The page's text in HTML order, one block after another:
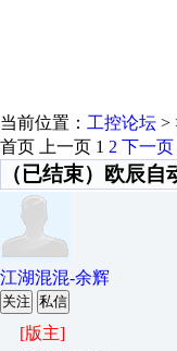
当前位置： 工控论坛 >
首页 上一页 1 2 下一页
（已结束）欧辰
江湖混混-余辉
关注 私信
[版主]